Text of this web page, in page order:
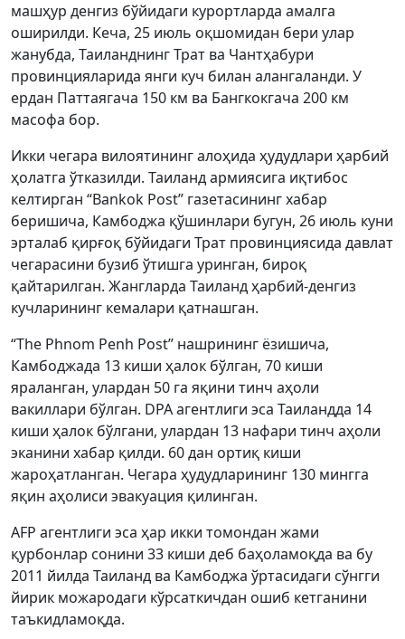
машҳур денгиз бўйидаги курортларда амалга
оширилди. Кеча, 25 июль оқшомидан бери улар
жанубда, Таиланднинг Трат ва Чантҳабури
провинцияларида янги куч билан алангаланди. У
ердан Паттаягача 150 км ва Бангкокгача 200 км
масофа бор.
Икки чегара вилоятининг алоҳида ҳудудлари ҳарбий
ҳолатга ўтказилди. Таиланд армиясига иқтибос
келтирган “Bankok Post” газетасининг хабар
беришича, Камбоджа қўшинлари бугун, 26 июль куни
эрталаб қирғоқ бўйидаги Трат провинциясида давлат
чегарасини бузиб ўтишга уринган, бироқ
қайтарилган. Жангларда Таиланд ҳарбий-денгиз
кучларининг кемалари қатнашган.
“The Phnom Penh Post” нашрининг ёзишича,
Камбоджада 13 киши ҳалок бўлган, 70 киши
яраланган, улардан 50 га яқини тинч аҳоли
вакиллари бўлган. DPA агентлиги эса Таиландда 14
киши ҳалок бўлгани, улардан 13 нафари тинч аҳоли
эканини хабар қилди. 60 дан ортиқ киши
жароҳатланган. Чегара ҳудудларининг 130 мингга
яқин аҳолиси эвакуация қилинган.
AFP агентлиги эса ҳар икки томондан жами
қурбонлар сонини 33 киши деб баҳоламоқда ва бу
2011 йилда Таиланд ва Камбоджа ўртасидаги сўнгги
йирик можародаги кўрсаткичдан ошиб кетганини
таъкидламоқда.